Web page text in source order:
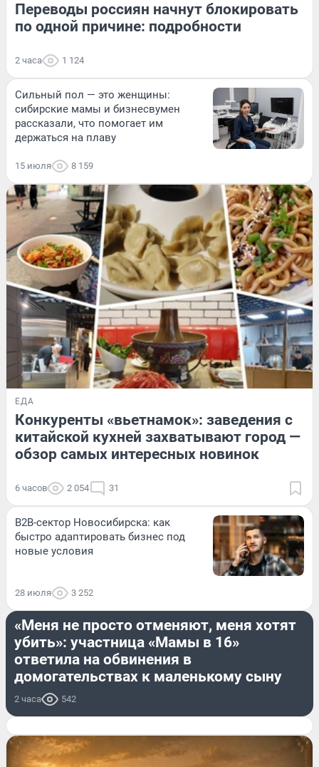
Переводы россиян начнут блокировать
по одной причине: подробности
2 часа 1 124
Сильный пол — это женщины:
сибирские мамы и бизнесвумен
рассказали, что помогает им
держаться на плаву
15 июля 8 159
ЕДА
Конкуренты «вьетнамок»: заведения с
китайской кухней захватывают город —
обзор самых интересных новинок
6 часов 2 054 31
B2B-сектор Новосибирска: как
быстро адаптировать бизнес под
новые условия
28 июля 3 252
«Меня не просто отменяют, меня хотят
убить»: участница «Мамы в 16»
ответила на обвинения в
домогательствах к маленькому сыну
2 часа 542